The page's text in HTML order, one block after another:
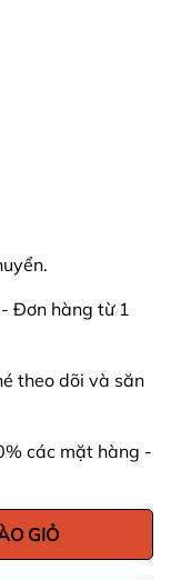
- Đơn hàng từ 1
theo dõi và săn
các mặt hàng -
GIỎ